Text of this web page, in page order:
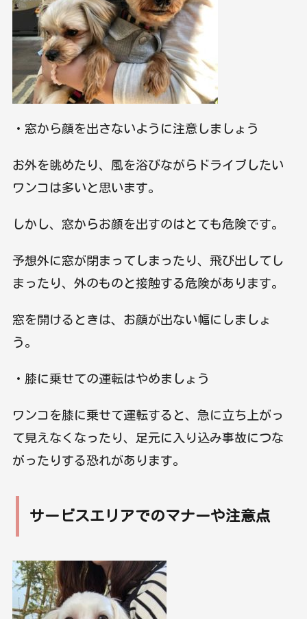
・窓から顔を出さないように注意しましょう
お外を眺めたり、風を浴びながらドライブしたい
ワンコは多いと思います。
しかし、窓からお顔を出すのはとても危険です。
予想外に窓が閉まってしまったり、飛び出してし
まったり、外のものと接触する危険があります。
窓を開けるときは、お顔が出ない幅にしましょ
う。
・膝に乗せての運転はやめましょう
ワンコを膝に乗せて運転すると、急に立ち上がっ
て見えなくなったり、足元に入り込み事故につな
がったりする恐れがあります。
サービスエリアでのマナーや注意点